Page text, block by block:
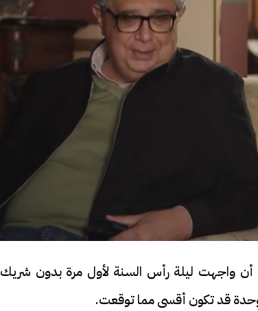
أن واجهت ليلة رأس السنة لأول مرة بدون شريك
قد تكون أقسى مما توقعت.
فيديو